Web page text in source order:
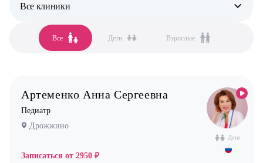
Все Дети Взрослые
Все специальности
Аллерголог-иммунолог
Анестезиолог
Дерматолог
Кардиолог детский
Маммолог
Все клиники
Все клиники
Дрожжино
Жулебино
Кузьминки
Дети
Артеменко Анна Сергеевна
Педиатр
Дрожжино
Записаться от 2950 ₽